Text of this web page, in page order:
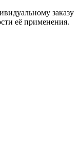
заказу
её применения.